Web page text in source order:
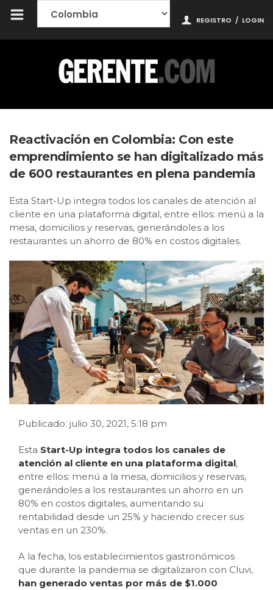
REGISTRO / LOGIN
Reactivación en Colombia: Con este
emprendimiento se han digitalizado más
de 600 restaurantes en plena pandemia
Esta Start-Up integra todos los canales de atención al
cliente en una plataforma digital, entre ellos: menú a la
mesa, domicilios y reservas, generándoles a los
restaurantes un ahorro de 80% en costos digitales.
Publicado: julio 30, 2021, 5:18 pm
Esta Start-Up integra todos los canales de
atención al cliente en una plataforma digital,
entre ellos: menú a la mesa, domicilios y reservas,
generándoles a los restaurantes un ahorro en un
80% en costos digitales, aumentando su
rentabilidad desde un 25% y haciendo crecer sus
ventas en un 230%.
A la fecha, los establecimientos gastronómicos
que durante la pandemia se digitalizaron con Cluvi,
han generado ventas por más de $1.000